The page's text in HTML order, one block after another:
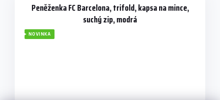
Peněženka FC Barcelona, trifold, kapsa na mince,
suchý zip, modrá
NOVINKA